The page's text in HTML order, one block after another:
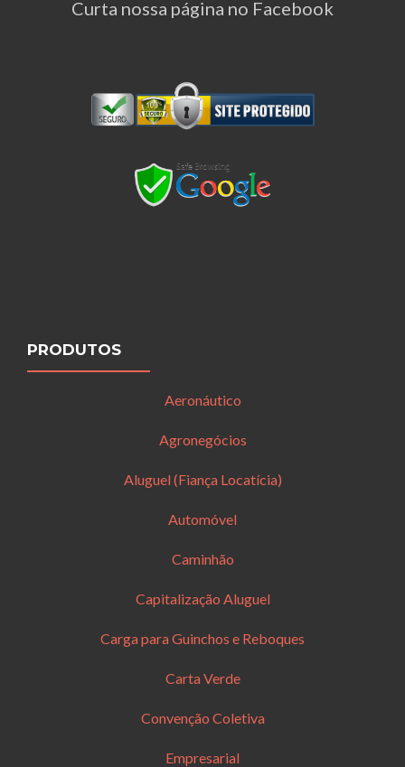
Curta nossa página no Facebook
PRODUTOS
Aeronáutico
Agronegócios
Aluguel (Fiança Locatícia)
Automóvel
Caminhão
Capitalização Aluguel
Carga para Guinchos e Reboques
Carta Verde
Convenção Coletiva
Empresarial